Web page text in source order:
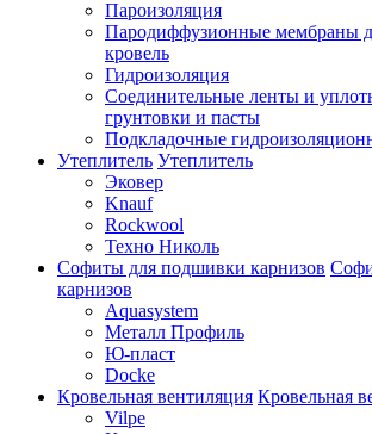
Пароизоляция
Пародиффузионные мембраны
кровель
Гидроизоляция
Соединительные ленты и
грунтовки и пасты
Подкладочные
Утеплитель Утеплитель
Эковер
Knauf
Rockwool
Техно Николь
Софиты для подшивки карнизов
карнизов
Aquasystem
Металл Профиль
Ю-пласт
Docke
Кровельная вентиляция Кровельная
Vilpe